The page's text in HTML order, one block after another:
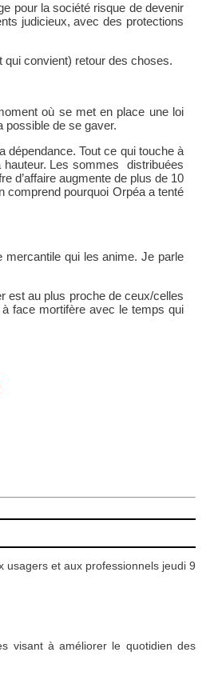
pour la société risque de devenir
judicieux, avec des protections
qui convient) retour des choses.
où se met en place une loi
possible de se gaver.
Tout ce qui touche à
hauteur. Les sommes distribuées
d’affaire augmente de plus de 10
comprend pourquoi Orpéa a tenté
qui les anime. Je parle
est au plus proche de ceux/celles
face mortifère avec le temps qui
usagers et aux professionnels jeudi 9
visant à améliorer le quotidien des